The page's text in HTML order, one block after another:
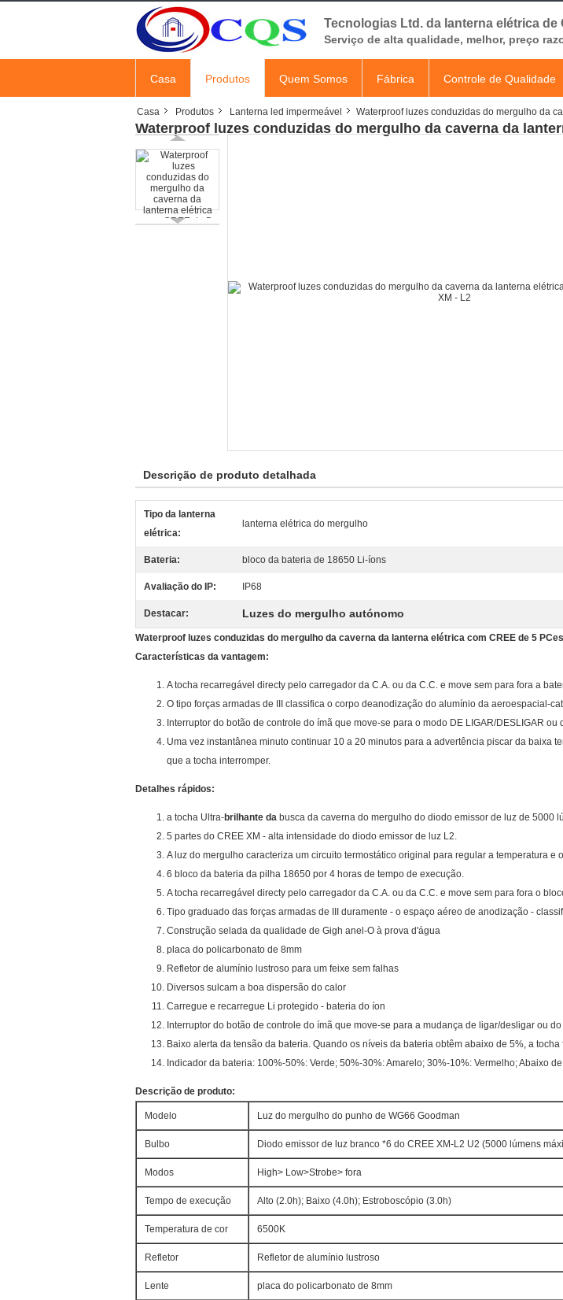
Tecnologias Ltd. da lanterna elétrica de
Serviço de alta qualidade, melhor, preço
Casa Produtos Quem Somos Fábrica Controle de Qualidade
Casa Produtos Lanterna led impermeável Waterproof luzes conduzidas do mergulho da
Waterproof luzes conduzidas do mergulho da caverna da
Descrição de produto detalhada
Tipo da lanterna
elétrica:
lanterna elétrica do mergulho
Bateria: bloco da bateria de 18650 Li-íons
Avaliação do IP: IP68
Destacar: Luzes do mergulho autónomo
Waterproof luzes conduzidas do mergulho da caverna da lanterna elétrica com CREE de 5
Características da vantagem:
A tocha recarregável directy pelo carregador da C.A. ou da C.C. e move sem para fora a
O tipo forças armadas de III classifica o corpo deanodização do alumínio da aeroespacial-
Interruptor do botão de controle do ímã que move-se para o modo DE LIGAR/DESLIGAR ou
Uma vez instantânea minuto continuar 10 a 20 minutos para a advertência piscar da
que a tocha interromper.
Detalhes rápidos:
a tocha Ultra-brilhante da busca da caverna do mergulho do diodo emissor de luz de 5000
5 partes do CREE XM - alta intensidade do diodo emissor de luz L2.
A luz do mergulho caracteriza um circuito termostático original para regular a temperatura e
6 bloco da bateria da pilha 18650 por 4 horas de tempo de execução.
A tocha recarregável directy pelo carregador da C.A. ou da C.C. e move sem para fora o
Tipo graduado das forças armadas de III duramente - o espaço aéreo de anodização -
Construção selada da qualidade de Gigh anel-O à prova d'água
placa do policarbonato de 8mm
Refletor de alumínio lustroso para um feixe sem falhas
Diversos sulcam a boa dispersão do calor
Carregue e recarregue Li protegido - bateria do íon
Interruptor do botão de controle do ímã que move-se para a mudança de ligar/desligar ou
Baixo alerta da tensão da bateria. Quando os níveis da bateria obtêm abaixo de 5%, a
Indicador da bateria: 100%-50%: Verde; 50%-30%: Amarelo; 30%-10%: Vermelho; Abaixo
Descrição de produto:
Modelo Luz do mergulho do punho de WG66 Goodman
Bulbo Diodo emissor de luz branco *6 do CREE XM-L2 U2 (5000 lúmens
Modos High> Low>Strobe> fora
Tempo de execução Alto (2.0h); Baixo (4.0h); Estroboscópio (3.0h)
Temperatura de cor 6500K
Refletor Refletor de alumínio lustroso
Lente placa do policarbonato de 8mm